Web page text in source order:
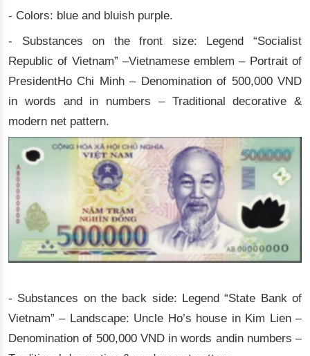
- Colors: blue and bluish purple.
- Substances on the front size: Legend “Socialist
Republic of Vietnam” –Vietnamese emblem – Portrait of
PresidentHo Chi Minh – Denomination of 500,000 VND
in words and in numbers – Traditional decorative &
modern net pattern.
- Substances on the back side: Legend “State Bank of
Vietnam” – Landscape: Uncle Ho’s house in Kim Lien –
Denomination of 500,000 VND in words andin numbers –